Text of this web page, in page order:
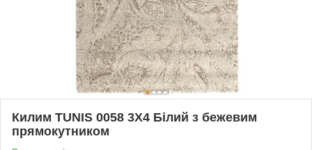
Килим TUNIS 0058 3Х4 Білий з бежевим
прямокутником